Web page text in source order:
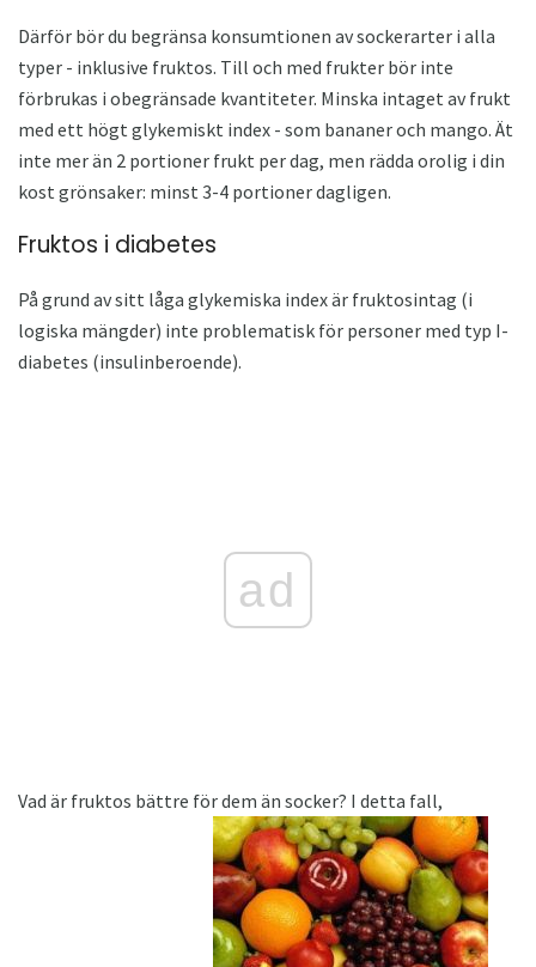
Därför bör du begränsa konsumtionen av sockerarter i alla
typer - inklusive fruktos. Till och med frukter bör inte
förbrukas i obegränsade kvantiteter. Minska intaget av frukt
med ett högt glykemiskt index - som bananer och mango. Ät
inte mer än 2 portioner frukt per dag, men rädda orolig i din
kost grönsaker: minst 3-4 portioner dagligen.
Fruktos i diabetes
På grund av sitt låga glykemiska index är fruktosintag (i
logiska mängder) inte problematisk för personer med typ I-
diabetes (insulinberoende).
ad
Vad är fruktos bättre för dem än socker? I detta fall,